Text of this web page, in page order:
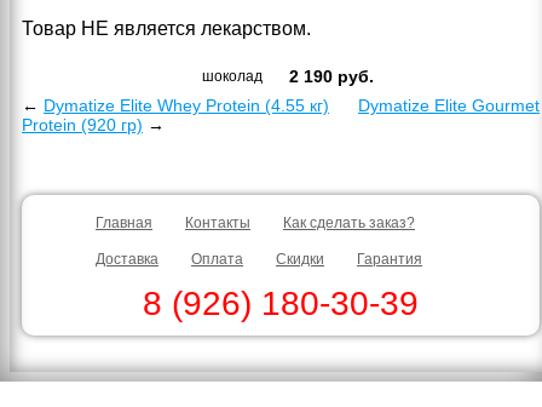
Товар НЕ является лекарством.
шоколад 2 190 руб.
← Dymatize Elite Whey Protein (4.55 кг)
Dymatize Elite Gourmet
Protein (920 гр) →
Главная Контакты Как сделать заказ?
Доставка Оплата Скидки Гарантия
8 (926) 180-30-39